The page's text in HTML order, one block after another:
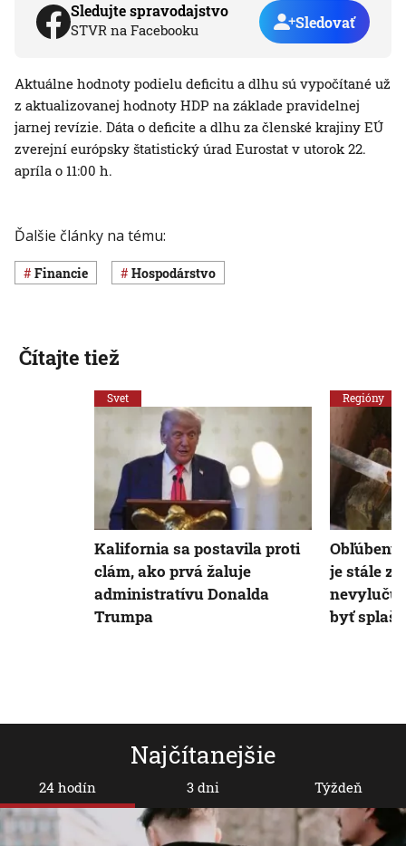
Sledujte spravodajstvo
STVR na Facebooku Sledovať
Aktuálne hodnoty podielu deficitu a dlhu sú vypočítané už
z aktualizovanej hodnoty HDP na základe pravidelnej
jarnej revízie. Dáta o deficite a dlhu za členské krajiny EÚ
zverejní európsky štatistický úrad Eurostat v utorok 22.
apríla o 11:00 h.
Ďalšie články na tému:
Financie hospodárstvo
Najčítanejšie
24 hodín 3 dni Týždeň
Čítajte tiež
Svet
Kalifornia sa postavila proti
clám, ako prvá žaluje
administratívu Donalda
Trumpa
Regióny
Obľúbený
je stále
byť